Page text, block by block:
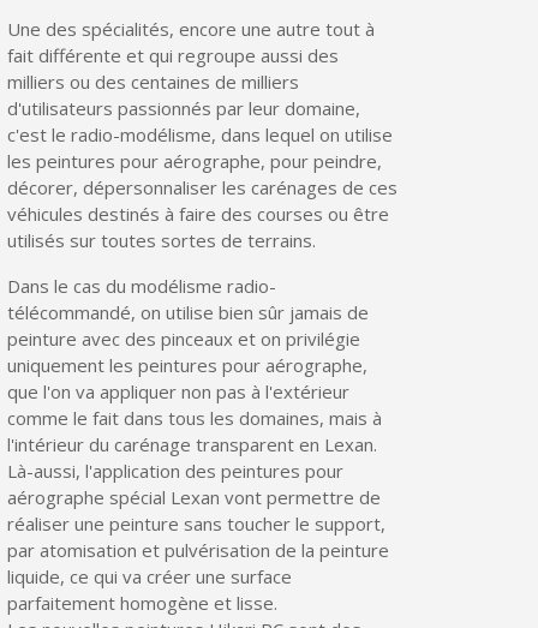
Inscription à la newsletter : 5€ de réduction
Livraison sous 24 h en France Métropolitaine
Livraison offerte en France métropolitaine pour 250€ d'achats
Paiement en 4x sans frais dès 30€ d'achats
Votre devis en ligne en moins d'1 minute
Partagez vos créations et obtenez des bons d'achat
Gagnez des points de fidélité à chaque commande
Livraison sous 24 h en France Métropolitaine
Retour produits sous 14 jours
Réduction de 5€ sur la première commande
10€ de bon d'achat pour chaque parrainage
Inscription à la newsletter : 5€ de réduction
Une des spécialités, encore une autre tout à
fait différente et qui regroupe aussi des
milliers ou des centaines de milliers
d'utilisateurs passionnés par leur domaine,
c'est le radio-modélisme, dans lequel on utilise
les peintures pour aérographe, pour peindre,
décorer, dépersonnaliser les carénages de ces
véhicules destinés à faire des courses ou être
utilisés sur toutes sortes de terrains.
Dans le cas du modélisme radio-
télécommandé, on utilise bien sûr jamais de
peinture avec des pinceaux et on privilégie
uniquement les peintures pour aérographe,
que l'on va appliquer non pas à l'extérieur
comme le fait dans tous les domaines, mais à
l'intérieur du carénage transparent en Lexan.
Là-aussi, l'application des peintures pour
aérographe spécial Lexan vont permettre de
réaliser une peinture sans toucher le support,
par atomisation et pulvérisation de la peinture
liquide, ce qui va créer une surface
parfaitement homogène et lisse.